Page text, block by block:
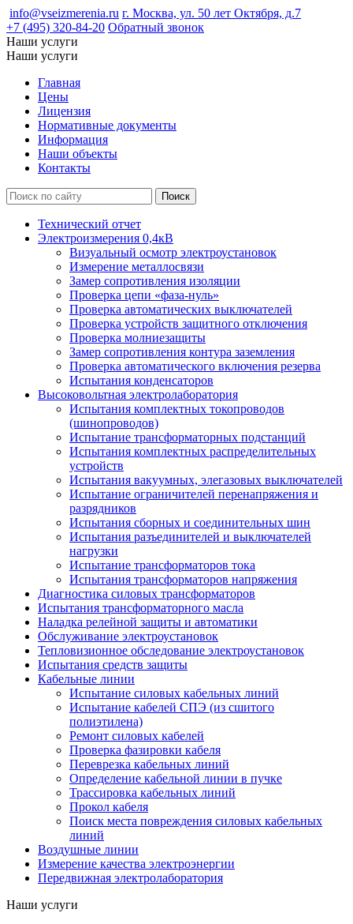
info@vseizmerenia.ru г. Москва, ул. 50 лет Октября, д.7
+7 (495) 320-84-20 Обратный звонок
Наши услуги
Наши услуги
Главная
Цены
Лицензия
Нормативные документы
Информация
Наши объекты
Контакты
Технический отчет
Электроизмерения 0,4кВ
Визуальный осмотр электроустановок
Измерение металлосвязи
Замер сопротивления изоляции
Проверка цепи «фаза-нуль»
Проверка автоматических выключателей
Проверка устройств защитного отключения
Проверка молниезащиты
Замер сопротивления контура заземления
Проверка автоматического включения резерва
Испытания конденсаторов
Высоковольтная электролаборатория
Испытания комплектных токопроводов
(шинопроводов)
Испытание трансформаторных подстанций
Испытания комплектных распределительных
устройств
Испытания вакуумных, элегазовых выключателей
Испытание ограничителей перенапряжения и
разрядников
Испытания сборных и соединительных шин
Испытания разъединителей и выключателей
нагрузки
Испытание трансформаторов тока
Испытания трансформаторов напряжения
Диагностика силовых трансформаторов
Испытания трансформаторного масла
Наладка релейной защиты и автоматики
Обслуживание электроустановок
Тепловизионное обследование электроустановок
Испытания средств защиты
Кабельные линии
Испытание силовых кабельных линий
Испытание кабелей СПЭ (из сшитого
полиэтилена)
Ремонт силовых кабелей
Проверка фазировки кабеля
Переврезка кабельных линий
Определение кабельной линии в пучке
Трассировка кабельных линий
Прокол кабеля
Поиск места повреждения силовых кабельных
линий
Воздушные линии
Измерение качества электроэнергии
Передвижная электролаборатория
Наши услуги